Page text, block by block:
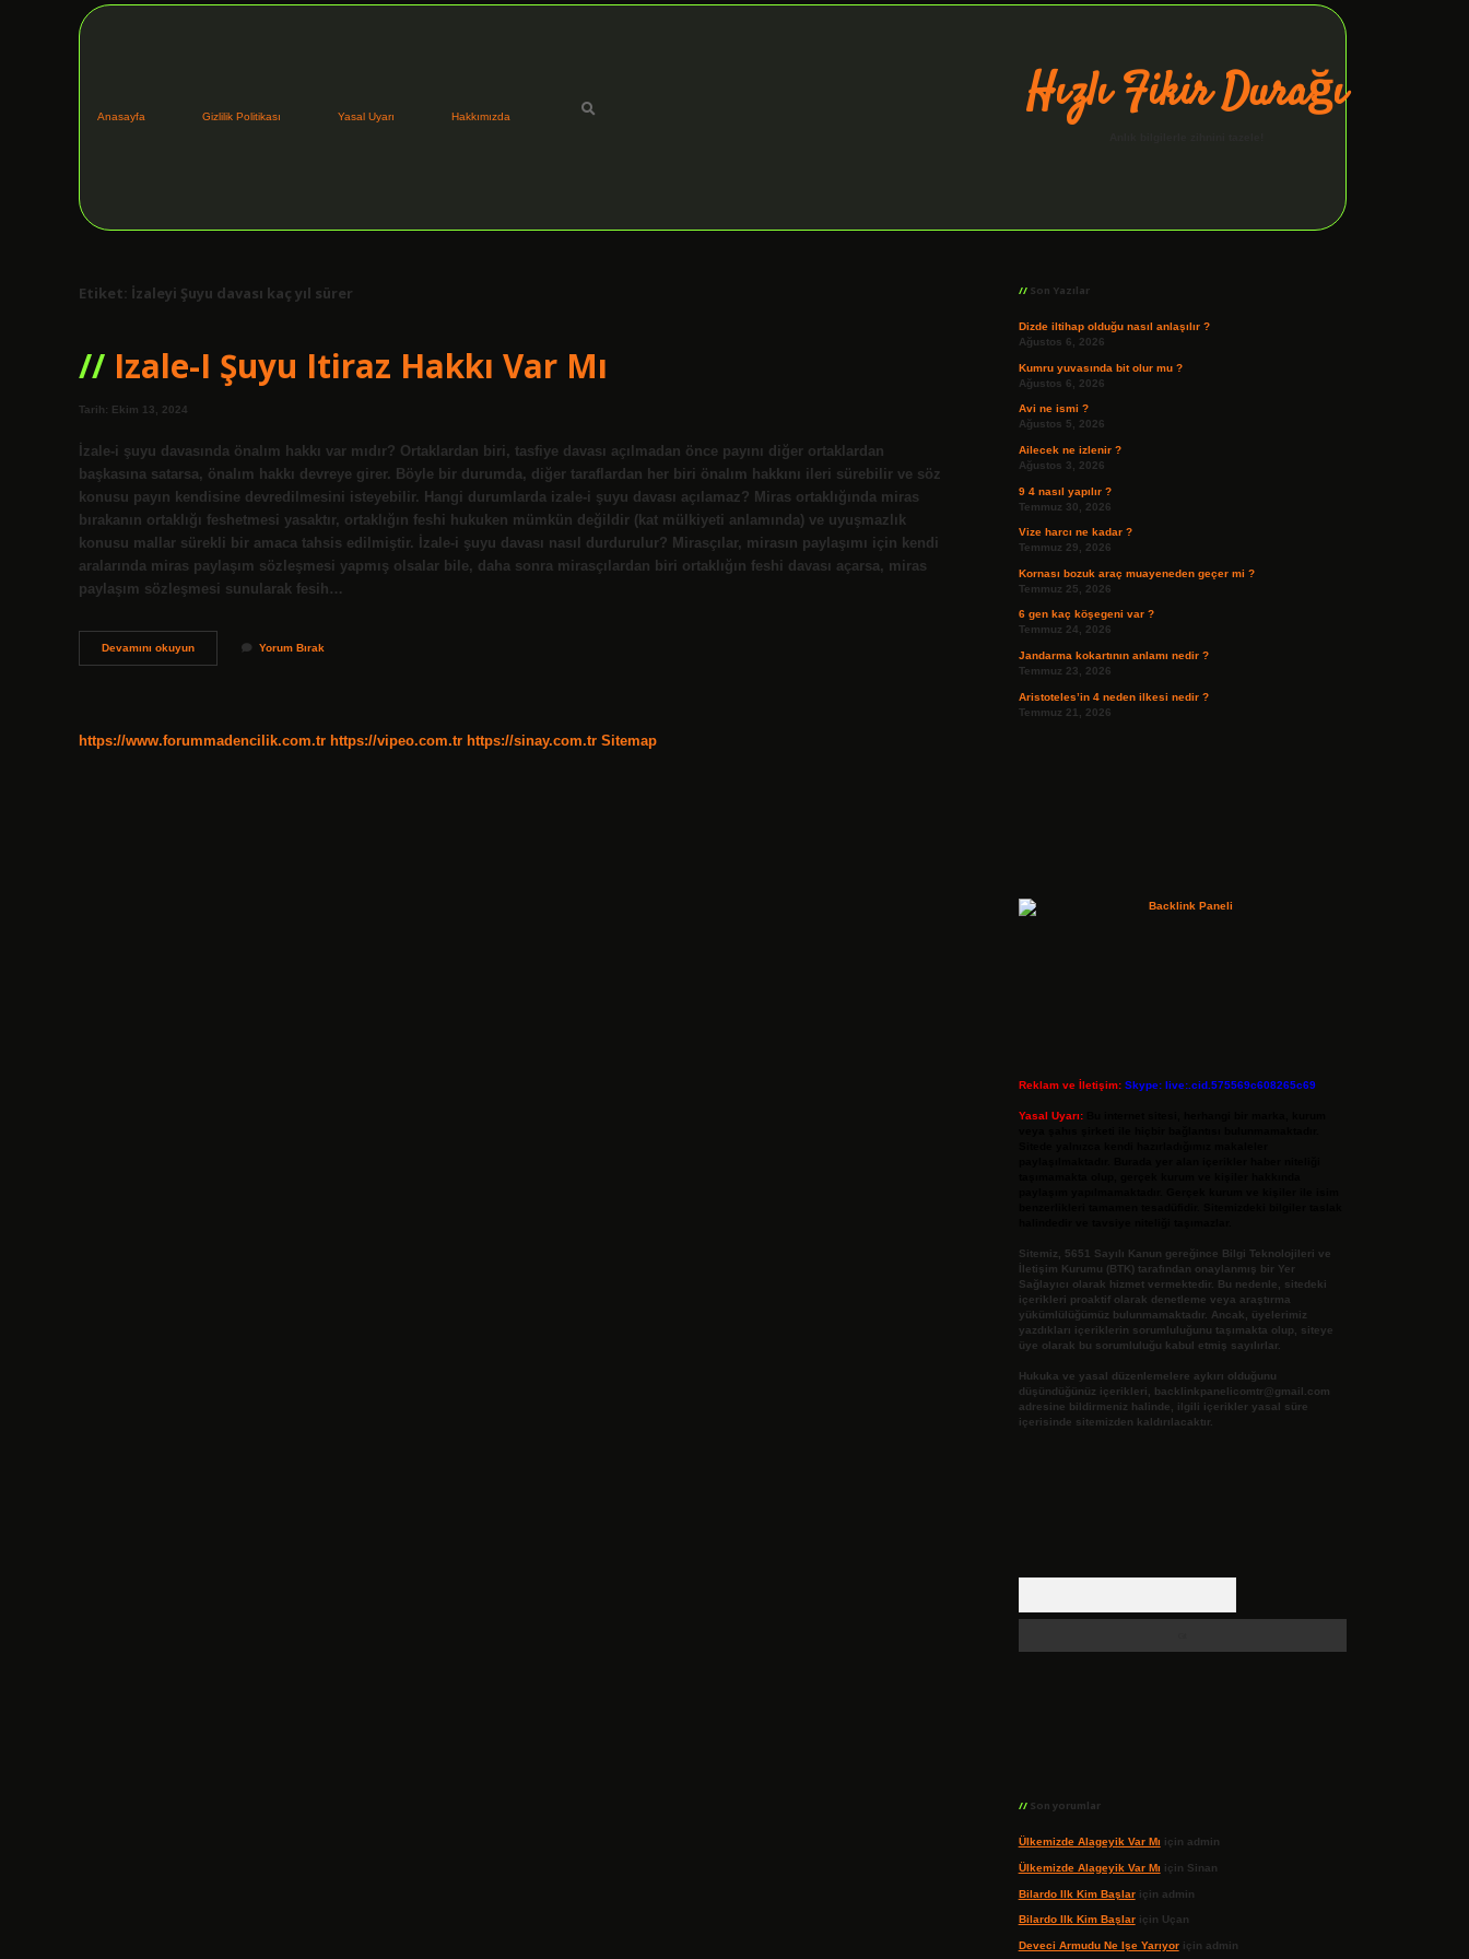
Anasayfa Gizlilik Politikası Yasal Uyarı Hakkımızda Hızlı Fikir Durağı
Etiket: İzaleyi Şuyu davası kaç yıl sürer
Izale-I Şuyu Itiraz Hakkı Var Mı
Tarih: Ekim 13, 2024
İzale-i şuyu davasında önalım hakkı var mıdır? Ortaklardan biri, tasfiye davası açılmadan önce payını diğer ortaklardan
başkasına satarsa, önalım hakkı devreye girer. Böyle bir durumda, diğer taraflardan her biri önalım hakkını ileri sürebilir ve söz
konusu payın kendisine devredilmesini isteyebilir. Hangi durumlarda izale-i şuyu davası açılamaz? Miras ortaklığında miras
bırakanın ortaklığı feshetmesi yasaktır, ortaklığın feshi hukuken mümkün değildir (kat mülkiyeti anlamında) ve uyuşmazlık
konusu mallar sürekli bir amaca tahsis edilmiştir. İzale-i şuyu davası nasıl durdurulur? Mirasçılar, mirasın paylaşımı için kendi
aralarında miras paylaşım sözleşmesi yapmış olsalar bile, daha sonra mirasçılardan biri ortaklığın feshi davası açarsa, miras
paylaşım sözleşmesi sunularak fesih…
Devamını okuyunIzale-
I
Mı
Yorum Bırak
https://www.forummadencilik.com.tr https://vipeo.com.tr https://sinay.com.tr Sitemap
Son Yazılar
Dizde iltihap olduğu nasıl anlaşılır ?
Ağustos 6, 2026
Kumru yuvasında bit olur mu ?
Ağustos 6, 2026
Avi ne ismi ?
Ağustos 5, 2026
Ailecek ne izlenir ?
Ağustos 3, 2026
9 4 nasıl yapılır ?
Temmuz 30, 2026
Vize harcı ne kadar ?
Temmuz 29, 2026
Kornası bozuk araç muayeneden geçer mi ?
Temmuz 25, 2026
6 gen kaç köşegeni var ?
Temmuz 24, 2026
Jandarma kokartının anlamı nedir ?
Temmuz 23, 2026
Aristoteles’in 4 neden ilkesi nedir ?
Temmuz 21, 2026
Reklam ve İletişim: Skype: live:.cid.575569c608265c69
Yasal Uyarı:
Sitemiz, 5651 Sayılı Kanun gereğince Bilgi Teknolojileri ve
İletişim Kurumu (BTK) tarafından onaylanmış bir Yer
Sağlayıcı olarak hizmet vermektedir. Bu nedenle, sitedeki
içerikleri proaktif olarak denetleme veya araştırma
yükümlülüğümüz bulunmamaktadır. Ancak, üyelerimiz
yazdıkları içeriklerin sorumluluğunu taşımakta olup, siteye
üye olarak bu sorumluluğu kabul etmiş sayılırlar.
Hukuka ve yasal düzenlemelere aykırı olduğunu
düşündüğünüz içerikleri,
backlinkpanelicomtr@gmail.com
adresine bildirmeniz halinde, ilgili içerikler yasal süre
içerisinde sitemizden kaldırılacaktır.
Son yorumlar
Ülkemizde Alageyik Var Mı için admin
Ülkemizde Alageyik Var Mı için Sinan
Bilardo Ilk Kim Başlariçin admin
Bilardo Ilk Kim Başlariçin Uçan
Deveci Armudu Ne Işe Yarıyoriçin admin